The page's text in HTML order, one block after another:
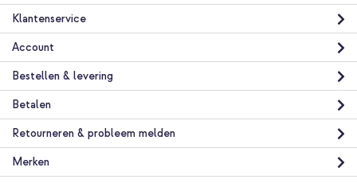
Klantenservice
Account
Bestellen & levering
Betalen
Retourneren & probleem melden
Merken